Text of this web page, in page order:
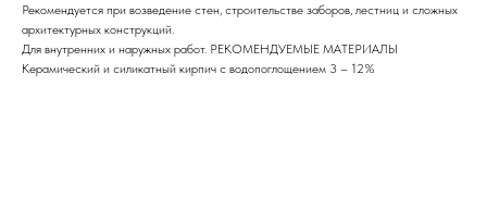
Рекомендуется при возведение стен, строительстве заборов, лестниц и сложных
архитектурных конструкций.
Для внутренних и наружных работ. РЕКОМЕНДУЕМЫЕ МАТЕРИАЛЫ
Керамический и силикатный кирпич с водопоглощением 3 – 12%